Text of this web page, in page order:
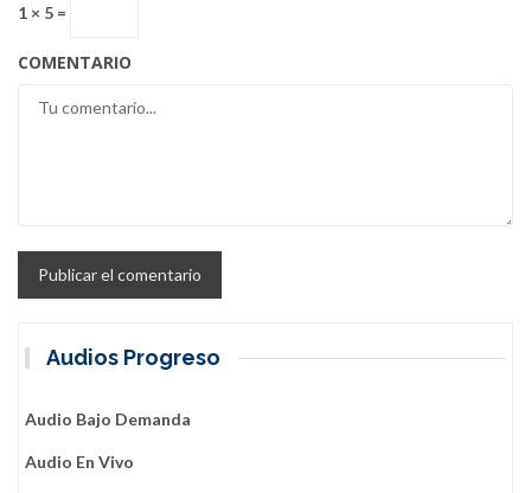
1 × 5 =
COMENTARIO
Audios Progreso
Audio Bajo Demanda
Audio En Vivo